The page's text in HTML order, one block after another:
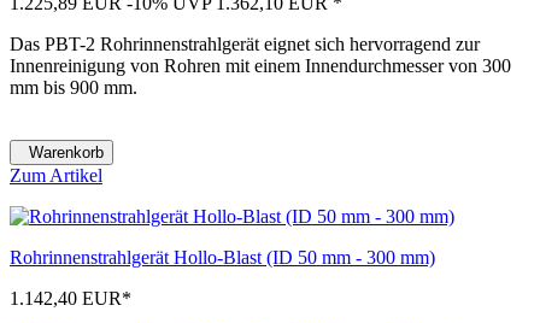
Das PBT-2 Rohrinnenstrahlgerät eignet sich hervorragend zur
Innenreinigung von Rohren mit einem Innendurchmesser von 300
mm bis 900 mm.
Warenkorb
Zum Artikel
Rohrinnenstrahlgerät Hollo-Blast (ID 50 mm - 300 mm)
1.142,40 EUR*